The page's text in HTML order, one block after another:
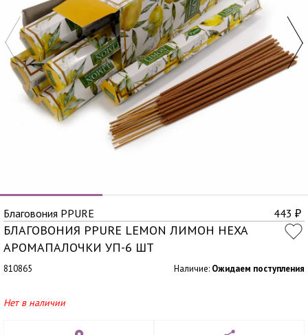
Благовония PPURE 443 ₽
БЛАГОВОНИЯ PPURE LEMON ЛИМОН HEXA
АРОМАПАЛОЧКИ УП-6 ШТ
810865 Наличие: Ожидаем поступления
Нет в наличии